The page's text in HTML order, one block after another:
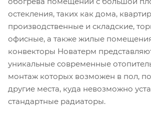
остекления, таких как дома,
производственные и складские,
офисные, а также жилые
конвекторы Новатерм
уникальные современные
монтаж которых возможен в пол,
другие места, куда невозможно
стандартные радиаторы.